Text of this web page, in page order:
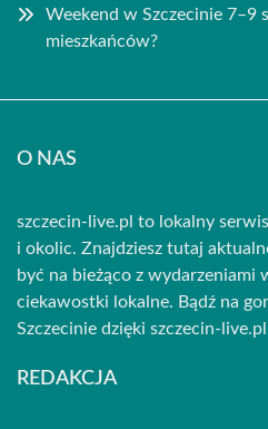
Weekend w Szczecinie 7–9
mieszkańców?
O NAS
szczecin-live.pl to lokalny
i okolic. Znajdziesz tutaj
być na bieżąco z wydarzeniami
ciekawostki lokalne. Bądź na
Szczecinie dzięki szczecin-
REDAKCJA